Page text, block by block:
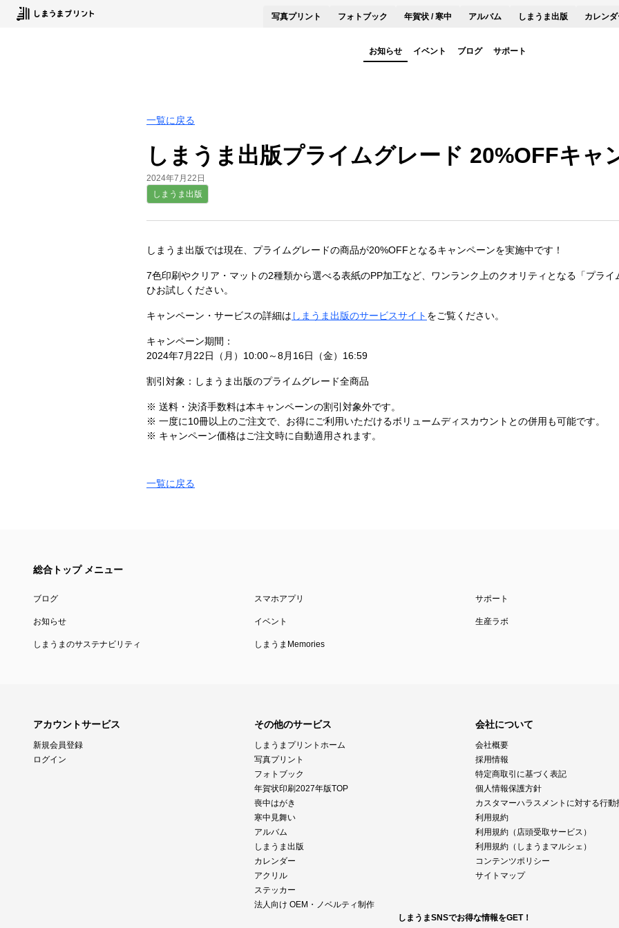
写真プリント フォトブック 年賀状 / 寒中 アルバム しまうま出版 カレン
お知らせ イベント ブログ サポート
一覧に戻る
しまうま出版プライムグレード 20%OFFキャ
2024年7月22日
しまうま出版
しまうま出版では現在、プライムグレードの商品が20%OFFとなるキャンペーンを実施中です！
7色印刷やクリア・マットの2種類から選べる表紙のPP加工など、ワンランク上のクオリティとなる「プラ
ひお試しください。
キャンペーン・サービスの詳細は しまうま出版のサービスサイト をご覧ください。
キャンペーン期間：
2024年7月22日（月）10:00～8月16日（金）16:59
割引対象：しまうま出版のプライムグレード全商品
※ 送料・決済手数料は本キャンペーンの割引対象外です。
※ 一度に10冊以上のご注文で、お得にご利用いただけるボリュームディスカウントとの併用も可能です。
※ キャンペーン価格はご注文時に自動適用されます。
一覧に戻る
総合トップ メニュー
ブログ スマホアプリ サポート
お知らせ イベント 生産ラボ
しまうまのサステナビリティ しまうまMemories
アカウントサービス
新規会員登録
ログイン
その他のサービス
しまうまプリントホーム
写真プリント
フォトブック
年賀状印刷2027年版TOP
喪中はがき
寒中見舞い
アルバム
しまうま出版
カレンダー
アクリル
ステッカー
法人向け OEM・ノベルティ制作
会社について
会社概要
採用情報
特定商取引に基づく表記
個人情報保護方針
カスタマーハラスメントに対する行動
利用規約
利用規約（店頭受取サービス）
利用規約（しまうまマルシェ）
コンテンツポリシー
サイトマップ
しまうまSNSでお得な情報をGET！